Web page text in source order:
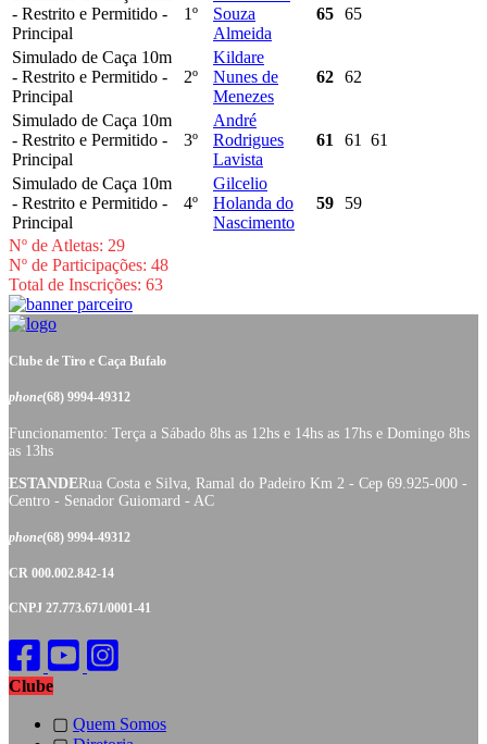
- Restrito e Permitido -
Principal
1º
Souza
Almeida
65 65
Simulado de Caça 10m
- Restrito e Permitido -
Principal
2º
Kildare
Nunes de
Menezes
62 62
Simulado de Caça 10m
- Restrito e Permitido -
Principal
3º
André
Rodrigues
Lavista
61 61 61
Simulado de Caça 10m
- Restrito e Permitido -
Principal
4º
Gilcelio
Holanda do
Nascimento
59 59
Nº de Atletas: 29
Nº de Participações: 48
Total de Inscrições: 63
Clube de Tiro e Caça Bufalo
phone(68) 9994-49312
Funcionamento: Terça a Sábado 8hs as 12hs e 14hs as 17hs e Domingo 8hs
as 13hs
ESTANDERua Costa e Silva, Ramal do Padeiro Km 2 - Cep 69.925-000 -
Centro - Senador Guiomard - AC
phone(68) 9994-49312
CR 000.002.842-14
CNPJ 27.773.671/0001-41
Clube
▢ Quem Somos